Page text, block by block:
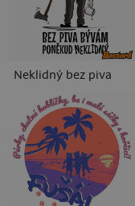
Neklidný bez piva